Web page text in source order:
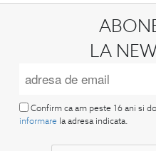
LA
Confirm ca am peste 16 ani si
informare la adresa indicata.